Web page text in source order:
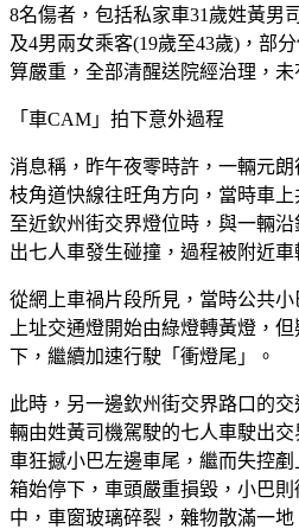
8名傷者，包括私家車31歲姓黃男
及4男兩女乘客(19歲至43歲)，部
算嚴重，全部清醒送院經治理，未
「車CAM」拍下意外過程
消息稱，昨午夜零時許，一輛元
枝角道快線往旺角方向，當時車
至近欽州街交界燈位時，與一輛
出七人車發生碰撞，過程被附近
從網上車禍片段所見，當時公共小
上址交通燈開始由綠燈轉黃燈，
下，繼續加速行駛「衝燈尾」。
此時，另一邊欽州街交界路口的
輛由姓黃司機駕駛的七人車駛出
車狂撼小巴左邊車尾，繼而失控
箱始停下，車頭嚴重損毀，小巴
中，車窗玻璃碎裂，雜物散滿一地